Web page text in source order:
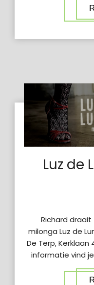
Luz de
Richard
milonga Luz de
De Terp,
informatie vind